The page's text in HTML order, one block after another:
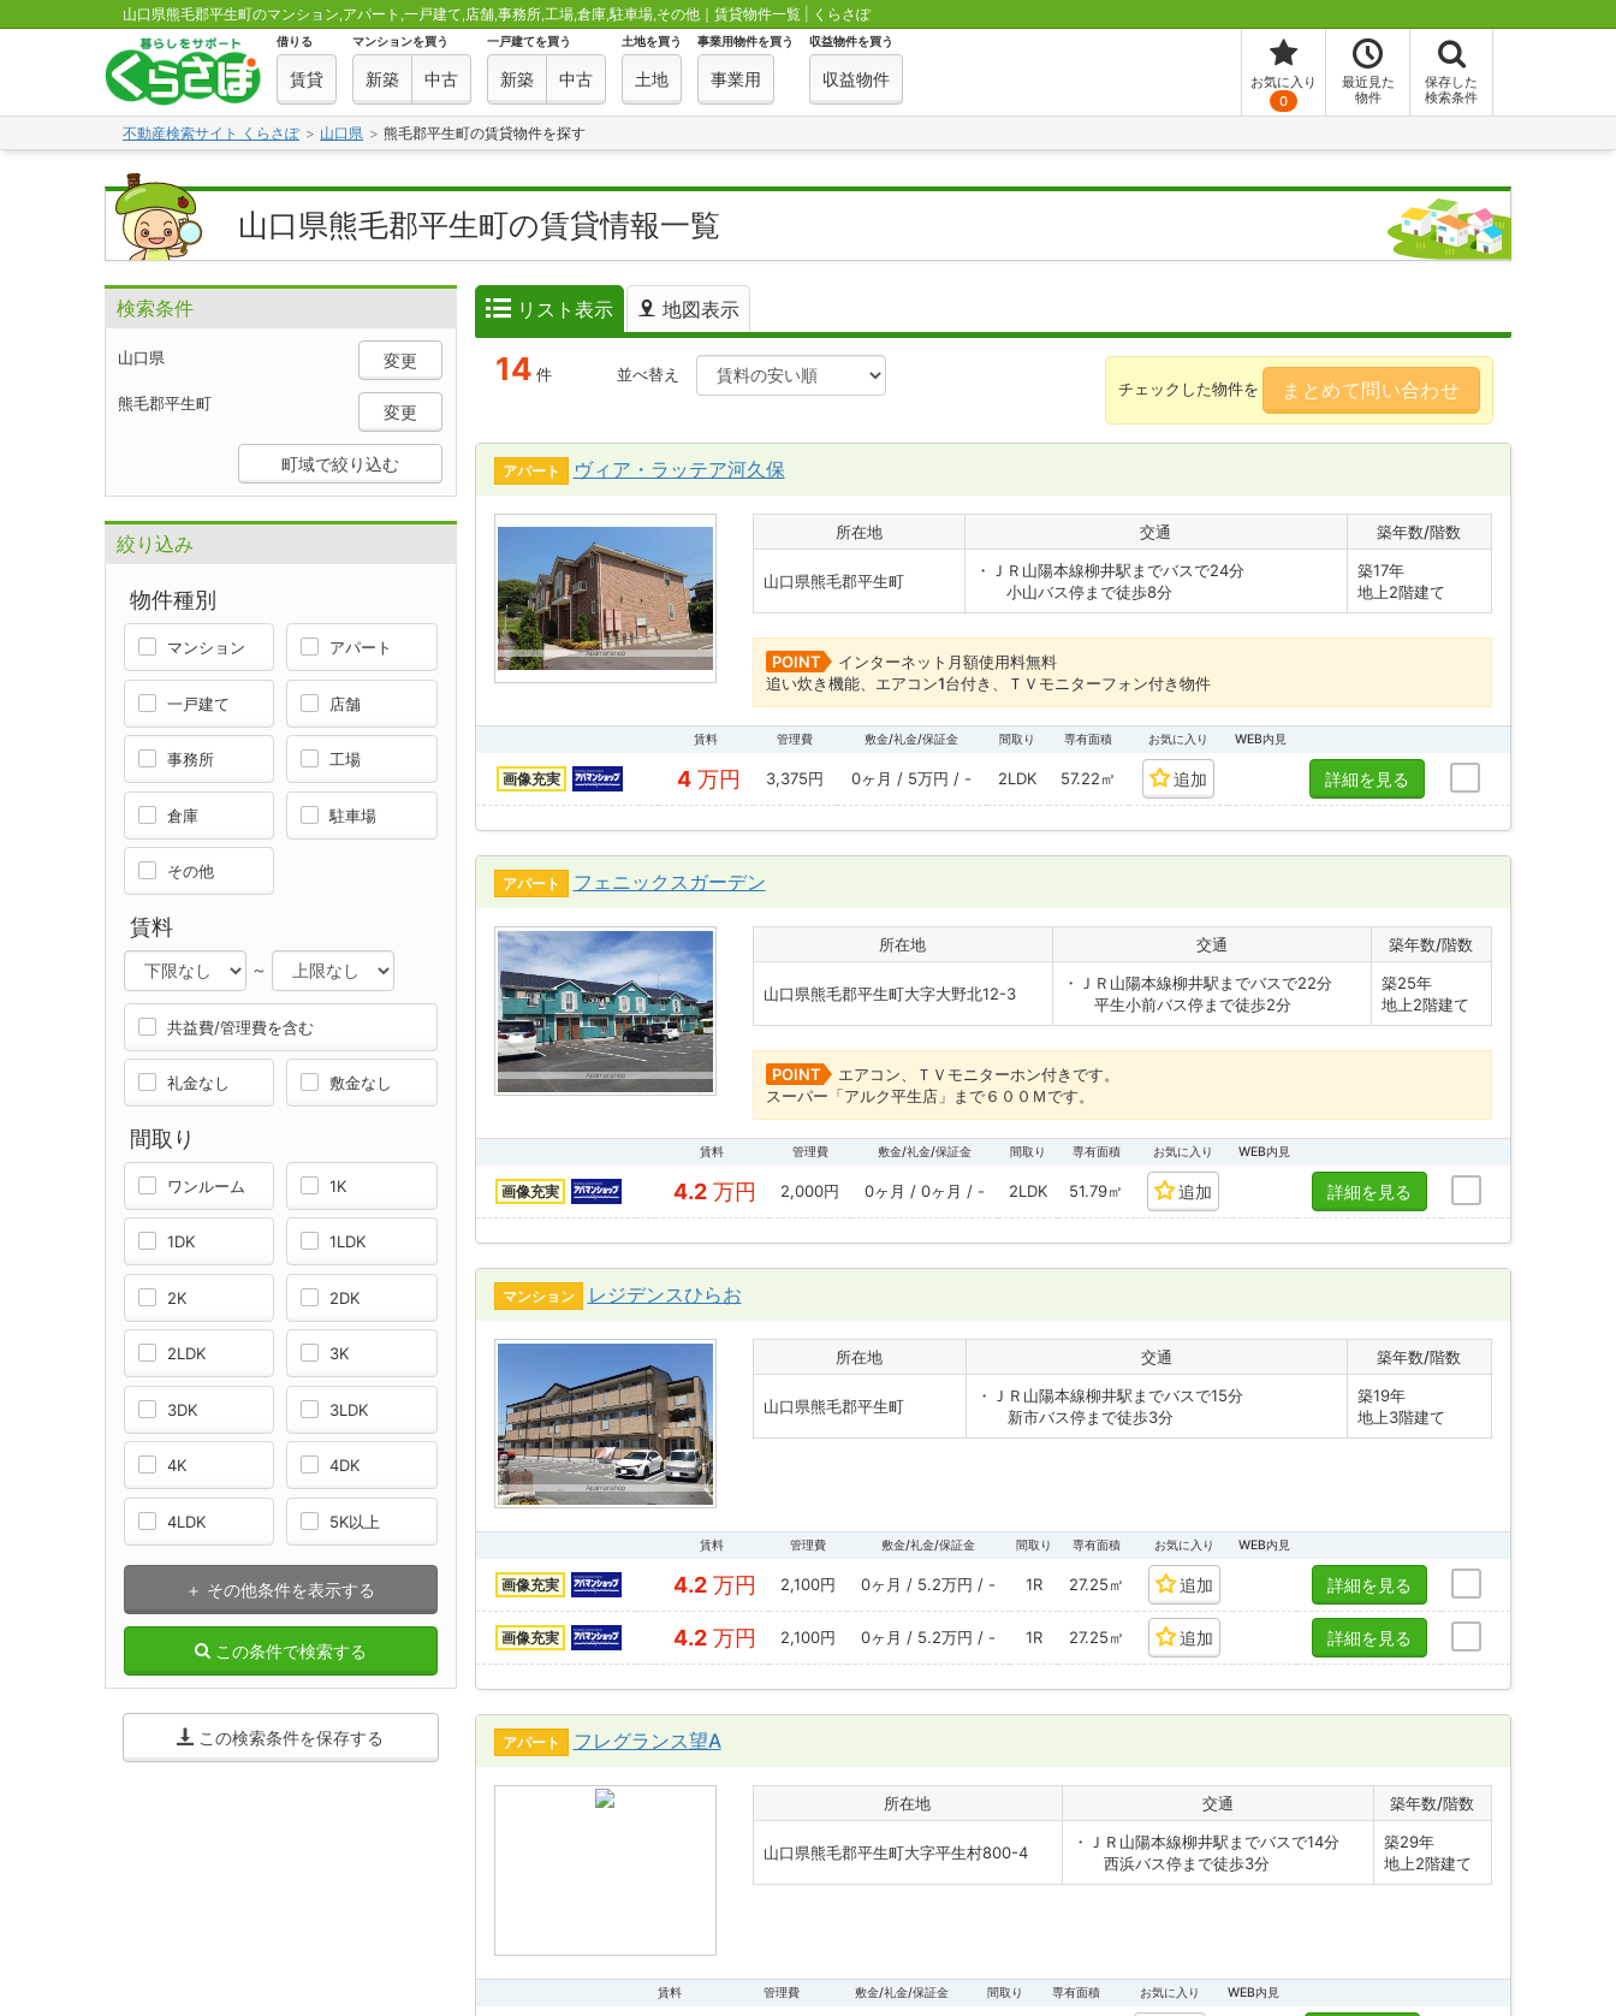
山口県熊毛郡平生町のマンション,アパート,一戸建て,店舗,事務所,工場,倉庫,駐車場,その他｜賃貸物件一覧 | くらさぽ
借りる
賃貸
マンションを買う
新築 中古
一戸建てを買う
新築 中古
土地を買う
土地
事業用物件を買う
事業用
収益物件を買う
収益物件
お気に入り
0
最近見た
物件
保存した
検索条件
不動産検索サイト くらさぽ 山口県 熊毛郡平生町の賃貸物件を探す
山口県熊毛郡平生町の賃貸情報一覧
リスト表示 地図表示
14 件 並べ替え
チェックした物件を まとめて問い合わせ
アパート ヴィア・ラッテア河久保
所在地 交通 築年数/階数
山口県熊毛郡平生町
・ＪＲ山陽本線柳井駅までバスで24分
小山バス停まで徒歩8分
築17年
地上2階建て
POINT
インターネット月額使用料無料
追い炊き機能、エアコン1台付き、ＴＶモニターフォン付き物件
賃料 管理費 敷金/礼金/保証金 間取り 専有面積 お気に入り WEB内見
画像充実 4 万円 3,375円 0ヶ月 / 5万円 / - 2LDK 57.22㎡ 追加 詳細を見る
アパート フェニックスガーデン
所在地 交通 築年数/階数
山口県熊毛郡平生町大字大野北12-3
・ＪＲ山陽本線柳井駅までバスで22分
平生小前バス停まで徒歩2分
築25年
地上2階建て
POINT
エアコン、ＴＶモニターホン付きです。
スーパー「アルク平生店」まで６００Ｍです。
賃料 管理費 敷金/礼金/保証金 間取り 専有面積 お気に入り WEB内見
画像充実 4.2 万円 2,000円 0ヶ月 / 0ヶ月 / - 2LDK 51.79㎡ 追加 詳細を見る
マンション レジデンスひらお
所在地 交通 築年数/階数
山口県熊毛郡平生町
・ＪＲ山陽本線柳井駅までバスで15分
新市バス停まで徒歩3分
築19年
地上3階建て
賃料 管理費 敷金/礼金/保証金 間取り 専有面積 お気に入り WEB内見
画像充実 4.2 万円 2,100円 0ヶ月 / 5.2万円 / - 1R 27.25㎡ 追加 詳細を見る
画像充実 4.2 万円 2,100円 0ヶ月 / 5.2万円 / - 1R 27.25㎡ 追加 詳細を見る
アパート フレグランス望A
所在地 交通 築年数/階数
山口県熊毛郡平生町大字平生村800-4
・ＪＲ山陽本線柳井駅までバスで14分
西浜バス停まで徒歩3分
築29年
地上2階建て
賃料 管理費 敷金/礼金/保証金 間取り 専有面積 お気に入り WEB内見
検索条件
山口県 変更
熊毛郡平生町 変更
町域で絞り込む
絞り込み
物件種別
マンション アパート
一戸建て 店舗
事務所 工場
倉庫 駐車場
その他
賃料
～
共益費/管理費を含む
礼金なし 敷金なし
間取り
ワンルーム 1K
1DK 1LDK
2K 2DK
2LDK 3K
3DK 3LDK
4K 4DK
4LDK 5K以上
＋ その他条件を表示する
この条件で検索する
この検索条件を保存する